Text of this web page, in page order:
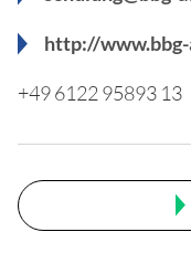
http://
+49 6122 95893 13